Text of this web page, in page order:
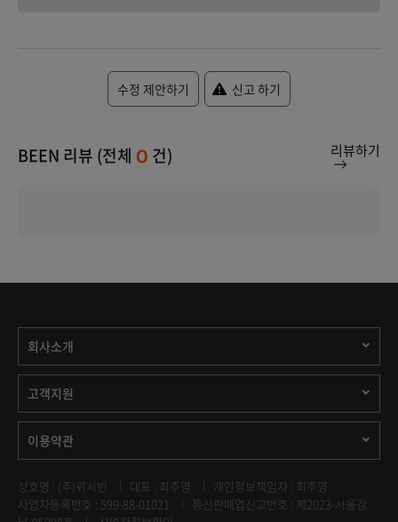
수정 제안하기 신고 하기
BEEN 리뷰 (전체 0 건) 리뷰하기
회사소개
고객지원
이용약관
상호명 : (주)위시빈 대표 : 최주영
개인정보책임자 : 최주영
사업자등록번호 : 599-88-01021
통신판매업신고번호 : 제2023-서울강